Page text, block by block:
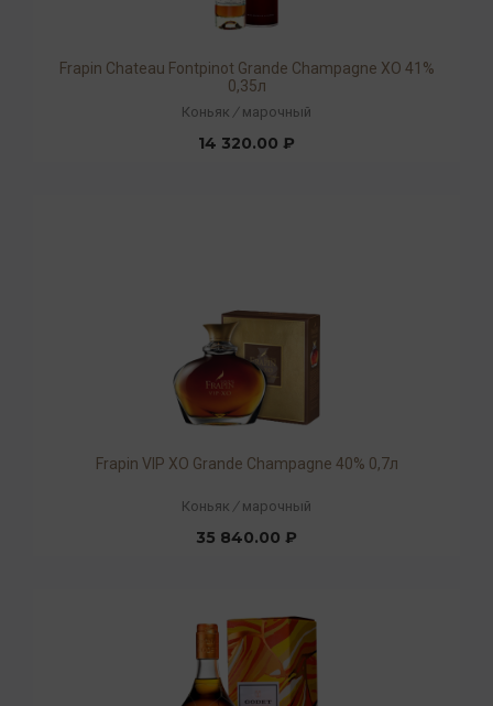
Frapin Chateau Fontpinot Grande Champagne XO 41%
0,35л
Коньяк / марочный
14 320.00 ₽
Frapin VIP XO Grande Champagne 40% 0,7л
Коньяк / марочный
35 840.00 ₽